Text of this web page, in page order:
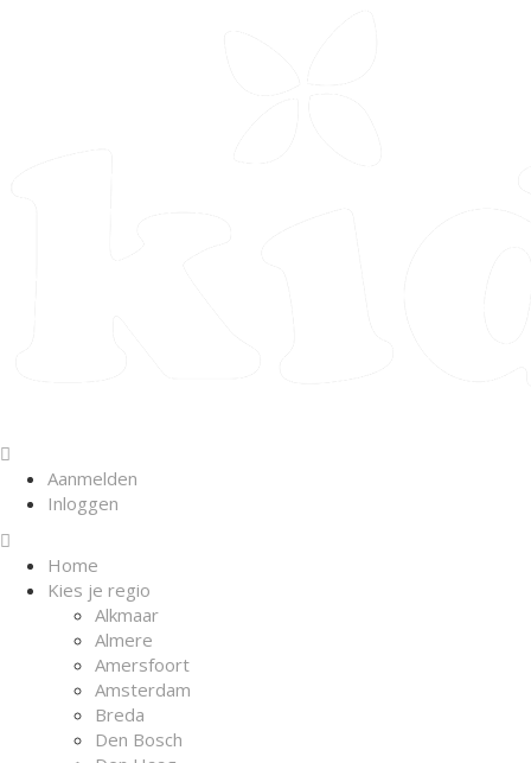
Aanmelden
Inloggen
Home
Kies je regio
Alkmaar
Almere
Amersfoort
Amsterdam
Breda
Den Bosch